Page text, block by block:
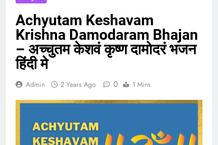
Achyutam Keshavam
Krishna Damodaram Bhajan
– अच्चुतम केशवं कृष्ण दामोदरं भजन
हिंदी मे
Admin 2 Years Ago 0 1 Mins